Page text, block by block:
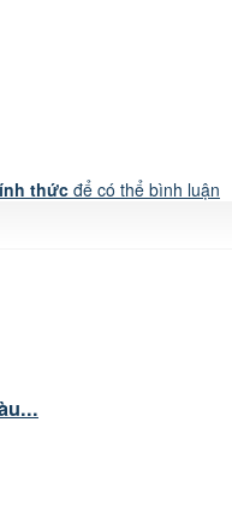
thức để có thể bình luận